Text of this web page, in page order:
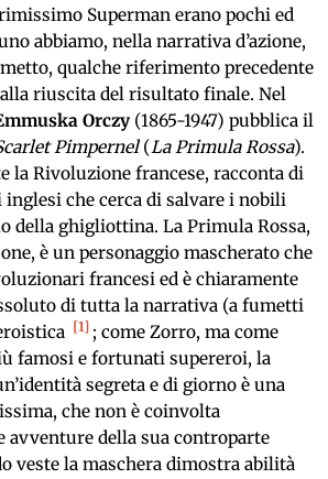
Superman erano pochi ed
abbiamo, nella narrativa d’azione,
qualche riferimento precedente
riuscita del risultato finale. Nel
Orczy (1865-1947) pubblica il
Pimpernel(La Primula Rossa).
la Rivoluzione francese, racconta di
che cerca di salvare i nobili
della ghigliottina. La Primula Rossa,
è un personaggio mascherato che
francesi ed è chiaramente
di tutta la narrativa (a fumetti
1
; come Zorro, ma come
famosi e fortunati supereroi, la
segreta e di giorno è una
che non è coinvolta
avventure della sua controparte
veste la maschera dimostra abilità